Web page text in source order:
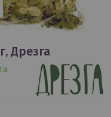
Дрезга